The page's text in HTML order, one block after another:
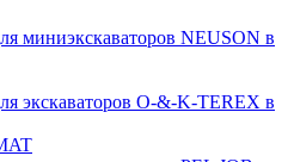
миниэкскаваторов NEUSON в
экскаваторов O-&-K-TEREX в